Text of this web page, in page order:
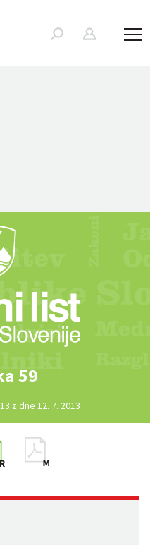
59
z dne 12. 7. 2013